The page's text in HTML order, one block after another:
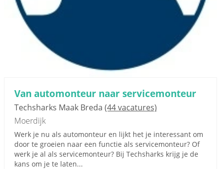
Van automonteur naar servicemonteur
Techsharks Maak Breda (44 vacatures)
Moerdijk
Werk je nu als automonteur en lijkt het je interessant om
door te groeien naar een functie als servicemonteur? Of
werk je al als servicemonteur? Bij Techsharks krijg je de
kans om je te laten...